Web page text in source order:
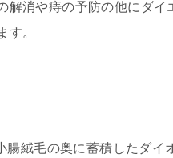
消や痔の予防の他にダイ
す。
絨毛の奥に蓄積したダイ